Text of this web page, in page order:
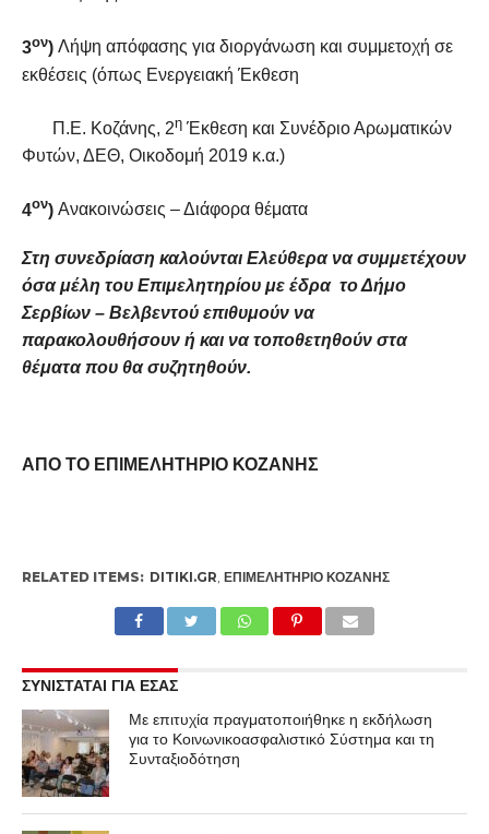
3ον) Λήψη απόφασης για διοργάνωση και συμμετοχή σε
εκθέσεις (όπως Ενεργειακή Έκθεση
Π.Ε. Κοζάνης, 2ηΈκθεση και Συνέδριο Αρωματικών
Φυτών, ΔΕΘ, Οικοδομή 2019 κ.α.)
4ον) Ανακοινώσεις – Διάφορα θέματα
Στη συνεδρίαση καλούνται Ελεύθερα να συμμετέχουν
όσα μέλη του Επιμελητηρίου με έδρα το Δήμο
Σερβίων – Βελβεντού επιθυμούν να
παρακολουθήσουν ή και να τοποθετηθούν στα
θέματα που θα συζητηθούν.
ΑΠΟ ΤΟ ΕΠΙΜΕΛΗΤΗΡΙΟ ΚΟΖΑΝΗΣ
RELATED ITEMS: DITIKI.GR, ΕΠΙΜΕΛΗΤΉΡΙΟ ΚΟΖΆΝΗΣ
ΣΥΝΙΣΤΑΤΑΙ ΓΙΑ ΕΣΑΣ
Με επιτυχία πραγματοποιήθηκε η εκδήλωση
για το Κοινωνικοασφαλιστικό Σύστημα και τη
Συνταξιοδότηση